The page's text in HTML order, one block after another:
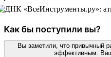
Как бы поступили вы?
Вы заметили, что привычный
эффективным.